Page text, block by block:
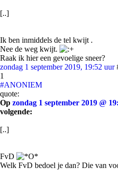
[..]
Ik ben inmiddels de tel kwijt .
Nee de weg kwijt.
Raak ik hier een gevoelige sneer?
zondag 1 september 2019, 19:52 uur
1
#ANONIEM
quote:
Op zondag 1 september 2019 @
volgende:
[..]
FvD
Welk FvD bedoel je dan? Die van